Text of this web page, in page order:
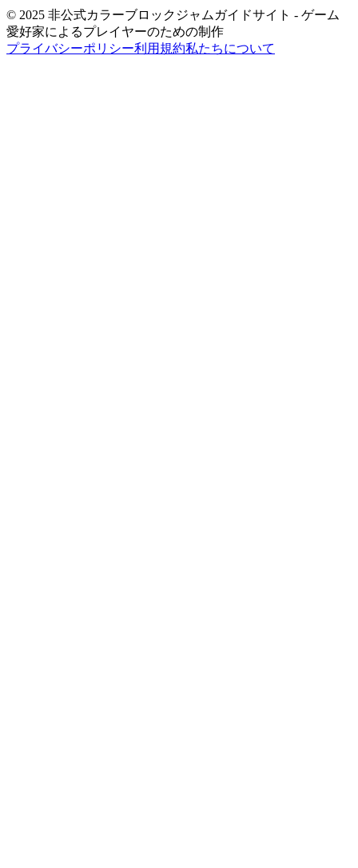
© 2025 非公式カラーブロックジャムガイドサイト - ゲーム
愛好家によるプレイヤーのための制作
プライバシーポリシー利用規約私たちについて